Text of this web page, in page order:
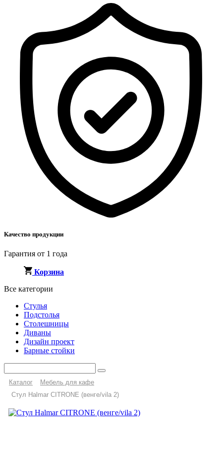
Качество продукции
Гарантия от 1 года
Корзина
Все категории
Стулья
Подстолья
Столешницы
Диваны
Дизайн проект
Барные стойки
Каталог
Мебель для кафе
Стул Halmar CITRONE (венге/vila 2)